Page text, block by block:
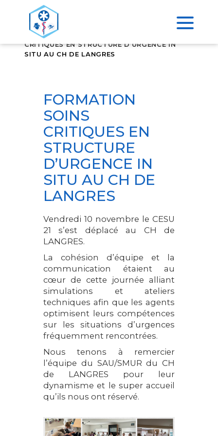
ACCUEIL
CRITIQUES EN STRUCTURE D’URGENCE IN
SITU AU CH DE LANGRES
FORMATION
SOINS
CRITIQUES EN
STRUCTURE
D’URGENCE IN
SITU AU CH DE
LANGRES
Vendredi 10 novembre le CESU
21 s’est déplacé au CH de
LANGRES.
La cohésion d’équipe et la
communication étaient au
cœur de cette journée alliant
simulations et ateliers
techniques afin que les agents
optimisent leurs compétences
sur les situations d’urgences
fréquemment rencontrées.
Nous tenons à remercier
l’équipe du SAU/SMUR du CH
de LANGRES pour leur
dynamisme et le super accueil
qu’ils nous ont réservé.